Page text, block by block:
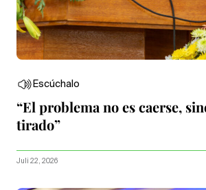
Escúchalo
“El problema no es caerse,
tirado”
Juli 22, 2026